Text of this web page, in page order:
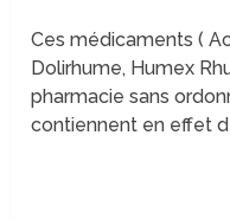
Ces médicaments (
Dolirhume, Humex
pharmacie sans
contiennent en effet